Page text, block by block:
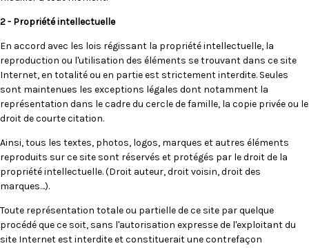
2 - Propriété intellectuelle
En accord avec les lois régissant la propriété intellectuelle, la
reproduction ou l'utilisation des éléments se trouvant dans ce site
Internet, en totalité ou en partie est strictement interdite. Seules
sont maintenues les exceptions légales dont notamment la
représentation dans le cadre du cercle de famille, la copie privée ou le
droit de courte citation.
Ainsi, tous les textes, photos, logos, marques et autres éléments
reproduits sur ce site sont réservés et protégés par le droit de la
propriété intellectuelle. (Droit auteur, droit voisin, droit des
marques…).
Toute représentation totale ou partielle de ce site par quelque
procédé que ce soit, sans l'autorisation expresse de l'exploitant du
site Internet est interdite et constituerait une contrefaçon